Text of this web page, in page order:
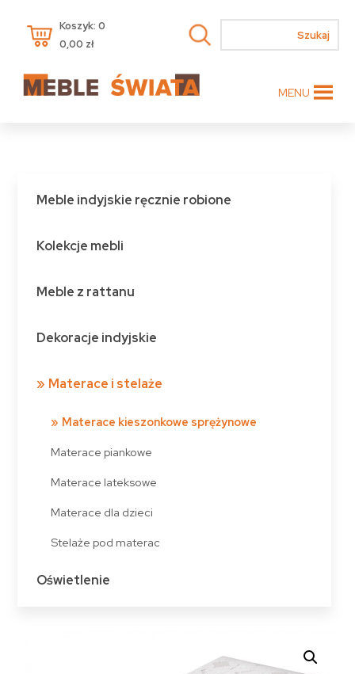
Koszyk: 0
0,00 zł
MENU
Meble indyjskie ręcznie robione
Kolekcje mebli
Meble z rattanu
Dekoracje indyjskie
Materace i stelaże
Materace kieszonkowe sprężynowe
Materace piankowe
Materace lateksowe
Materace dla dzieci
Stelaże pod materac
Oświetlenie